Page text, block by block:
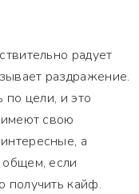
радует
раздражение.
по цели, и это
имеют свою
а
если
получить кайф.